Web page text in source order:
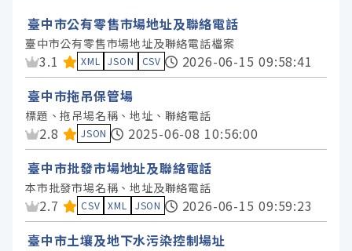
臺中市政府交通局 (2)
臺中市政府農業局 (2)
臺中市政府教育局 (1)
臺中市政府社會局 (1)
臺中市政府都市發展局 (1)
服務分類
格式
臺中市公有零售市場地址及聯絡電話
臺中市公有零售市場地址及聯絡電話檔案
資料集評分：
3.1 XML JSON CSV
2026-06-15 09:58:41
臺中市拖吊保管場
標題、拖吊場名稱、地址、聯絡電話
資料集評分：
2.8 JSON
2025-06-08 10:56:00
臺中市批發市場地址及聯絡電話
本市批發市場名稱、地址及聯絡電話
資料集評分：
2.7 CSV XML JSON
2026-06-15 09:59:23
臺中市土壤及地下水污染控制場址